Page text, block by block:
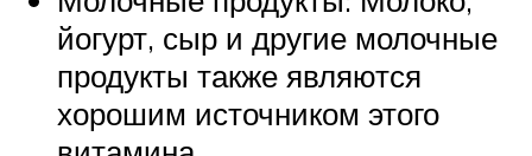
йогурт, сыр и другие молочные
продукты также являются
хорошим источником этого